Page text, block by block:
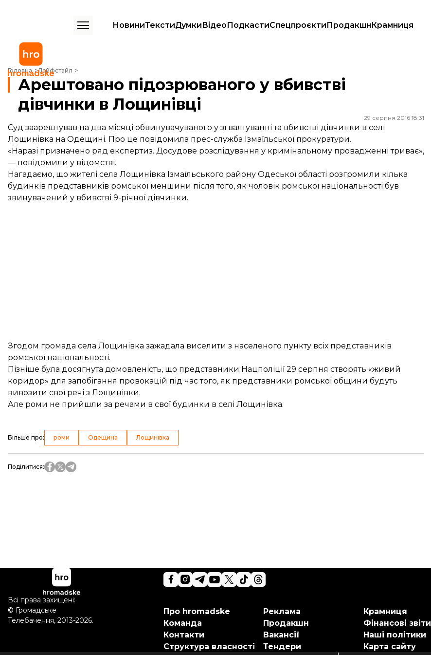
НовиниТекстиДумкиВідеоПодкастиСпецпроєктиПродакшнКрамниця
Головна Лайфстайл
Арештовано підозрюваного у вбивстві дівчинки в Лощинівці
Арештовано підозрюваного у вбивстві
дівчинки в Лощинівці
29 серпня 2016 18:31
Суд заарештував на два місяці обвинувачуваного у згвалтуванні та вбивстві дівчинки в селі
Лощинівка на Одещині. Про це повідомила прес-служба Ізмаїльської прокуратури.
«Наразі призначено ряд експертиз. Досудове розслідування у кримінальному провадженні триває»,
— повідомили у відомстві.
Нагадаємо, що жителі села Лощинівка Ізмаїльського району Одеської області розгромили кілька
будинків представників ромської меншини після того, як чоловік ромської національності був
звинувачений у вбивстві 9-річної дівчинки.
Згодом громада села Лощинівка зажадала виселити з населеного пункту всіх представників
ромської національності.
Пізніше була досягнута домовленість, що представники Нацполіції 29 серпня створять «живий
коридор» для запобігання провокацій під час того, як представники ромської общини будуть
вивозити свої речі з Лощинівки.
Але роми не прийшли за речами в свої будинки в селі Лощинівка.
Більше про: роми Одещина Лощинівка
Поділитися:
Про hromadske
Команда
Контакти
Структура власності
Реклама
Продакшн
Вакансії
Тендери
Крамниця
Фінансові звіти
Наші політики
Карта сайту
Всі права захищені:
© Громадське
Телебачення, 2013-2026.